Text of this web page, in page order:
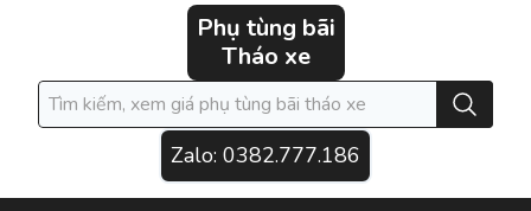
Phụ tùng bãi
Tháo xe
Zalo: 0382.777.186